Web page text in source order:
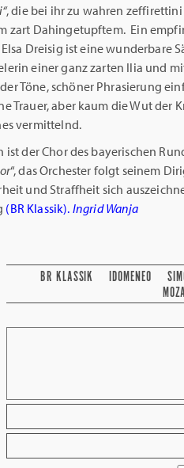
, die bei ihr zu wahren
zart Dahingetupftem. Ein
Dreisig ist eine wunderbare
einer ganz zarten Ilia und
Töne, schöner Phrasierung
Trauer, aber kaum die Wut der
vermittelnd.
ist der Chor des bayerischen
“, das Orchester folgt seinem
und Straffheit sich
(BR Klassik). Ingrid Wanja
BR KLASSIK IDOMENEO